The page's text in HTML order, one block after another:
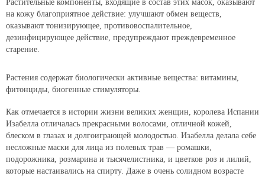
Растительные компоненты, входящие в состав этих масок, оказывают
на кожу благоприятное действие: улучшают обмен веществ,
оказывают тонизирующее, противовоспалительное,
дезинфицирующее действие, предупреждают преждевременное
старение.
Растения содержат биологически активные вещества: витамины,
фитонциды, биогенные стимуляторы.
Как отмечается в истории жизни великих женщин, королева Испании
Изабелла отличалась прекрасными волосами, отличной кожей,
блеском в глазах и долгоиграющей молодостью. Изабелла делала себе
несложные маски для лица из полевых трав — ромашки,
подорожника, розмарина и тысячелистника, и цветков роз и лилий,
которые настаивались на спирту. Даже в очень солидном возрасте